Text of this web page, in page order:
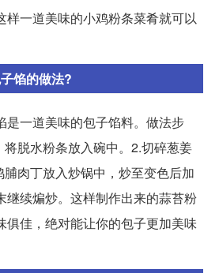
样一道美味的小鸡粉条菜肴就可以
馅的做法?
是一道美味的包子馅料。做法步
脱水粉条放入碗中。2.切碎葱姜
肉丁放入炒锅中，炒至变色后加
继续煸炒。这样制作出来的蒜苔粉
俱佳，绝对能让你的包子更加美味